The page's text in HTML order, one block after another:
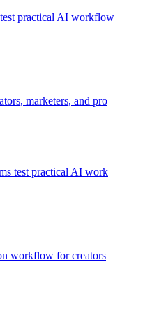
test practical AI workflow
marketers, and pro
test practical AI work
workflow for creators